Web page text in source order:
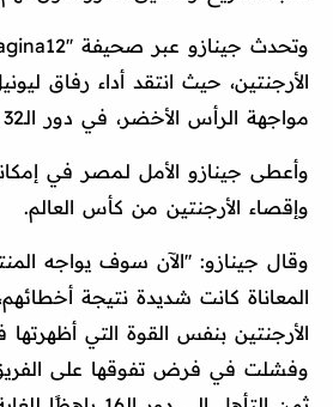
الأرجنتين، حيث انتقد أداء رفاق
مواجهة الرأس الأخضر، في دور الـ32 من كأس العالم.
وأعطى جينازو الأمل لـمصر في
وإقصاء الأرجنتين من كأس العالم.
وقال جينازو: ''الآن سوف يواجه
المعاناة كانت شديدة نتيجة
الأرجنتين بنفس القوة التي أظهرتها
وفشلت في فرض تفوقها على